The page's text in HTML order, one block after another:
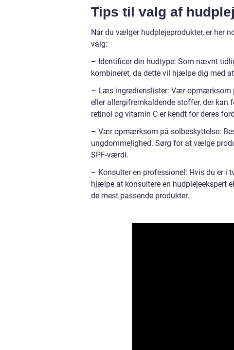
Tips til valg af
Når du vælger hudplejeprodukter, er her
valg:
– Identificer din hudtype: Som nævnt
kombineret, da dette vil hjælpe dig med
– Læs ingredienslister: Vær opmærksom
eller allergifremkaldende stoffer, der kan
retinol og vitamin C er kendt for deres
– Vær opmærksom på solbeskyttelse:
ungdommelighed. Sørg for at vælge
SPF-værdi.
– Konsulter en professionel: Hvis du er i
hjælpe at konsultere en hudplejeekspert
de mest passende produkter.